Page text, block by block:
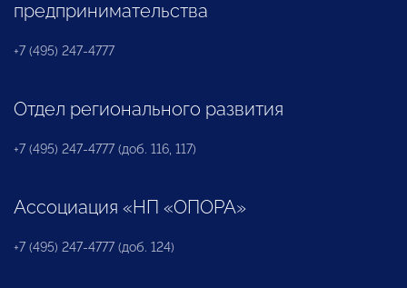
предпринимательства
+7 (495) 247-4777
Отдел регионального развития
+7 (495) 247-4777 (доб. 116, 117)
Ассоциация «НП «ОПОРА»
+7 (495) 247-4777 (доб. 124)